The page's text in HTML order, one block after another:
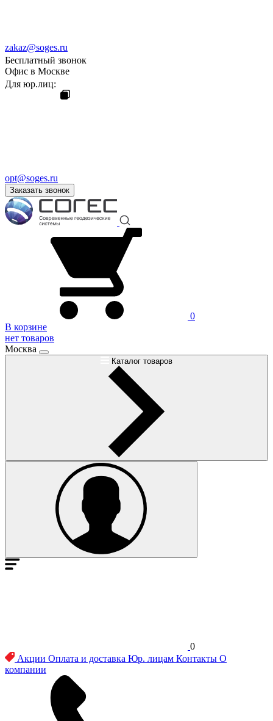
zakaz@soges.ru
Бесплатный звонок
Офис в Москве
Для юр.лиц:
opt@soges.ru
Заказать звонок
0
В корзине
нет товаров
Москва
Каталог товаров
0
Акции Оплата и доставка Юр. лицам Контакты О
компании